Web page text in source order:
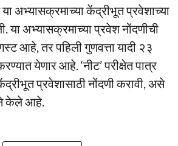
या अभ्यासक्रमाच्या केंद्रीभूत प्रवेशाच्या
या अभ्यासक्रमाच्या प्रवेश नोंदणीची
आहे, तर पहिली गुणवत्ता यादी २३
येणार आहे. ‘नीट’ परीक्षेत पात्र
केंद्रीभूत प्रवेशासाठी नोंदणी करावी, असे
केले आहे.